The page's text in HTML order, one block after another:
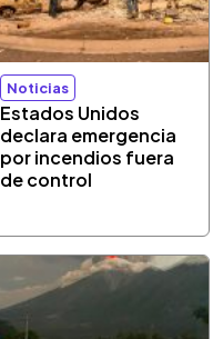
Noticias
Estados Unidos
declara emergencia
por incendios fuera
de control